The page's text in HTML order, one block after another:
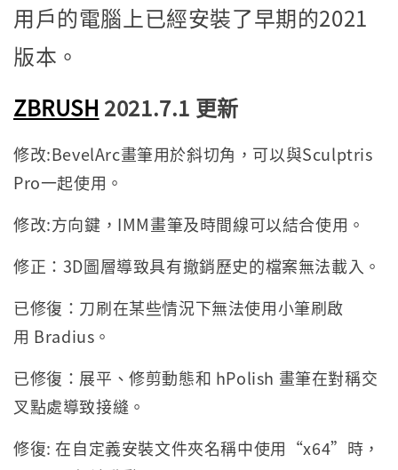
用戶的電腦上已經安裝了早期的2021
版本。
ZBRUSH 2021.7.1 更新
修改:BevelArc畫筆用於斜切角，可以與Sculptris
Pro一起使用。
修改:方向鍵，IMM畫筆及時間線可以結合使用。
修正：3D圖層導致具有撤銷歷史的檔案無法載入。
已修復：刀刷在某些情況下無法使用小筆刷啟
用 Bradius。
已修復：展平、修剪動態和 hPolish 畫筆在對稱交
叉點處導致接縫。
修復: 在自定義安裝文件夾名稱中使用“x64”時，